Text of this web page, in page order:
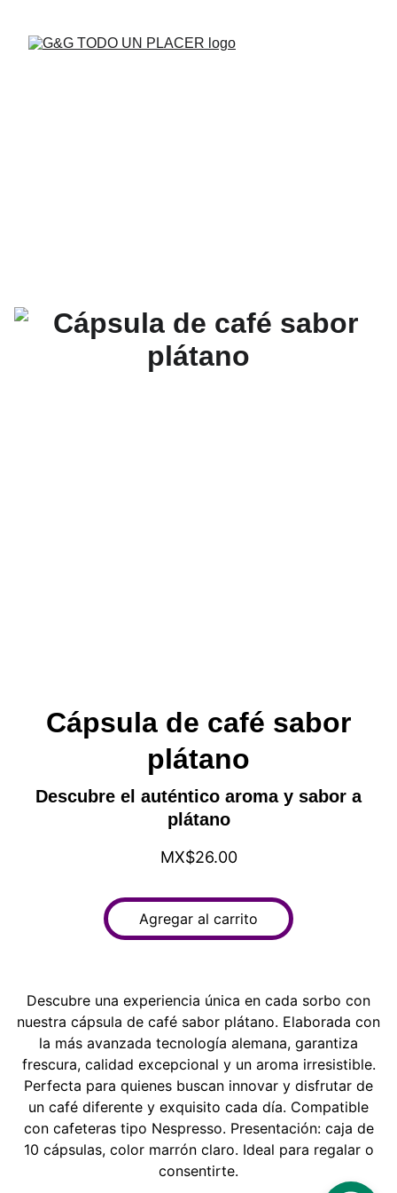
Cápsula de café sabor
plátano
Descubre el auténtico aroma y sabor a
plátano
MX$26.00
Agregar al carrito
Descubre una experiencia única en cada sorbo con
nuestra cápsula de café sabor plátano. Elaborada con
la más avanzada tecnología alemana, garantiza
frescura, calidad excepcional y un aroma irresistible.
Perfecta para quienes buscan innovar y disfrutar de
un café diferente y exquisito cada día. Compatible
con cafeteras tipo Nespresso. Presentación: caja de
10 cápsulas, color marrón claro. Ideal para regalar o
consentirte.